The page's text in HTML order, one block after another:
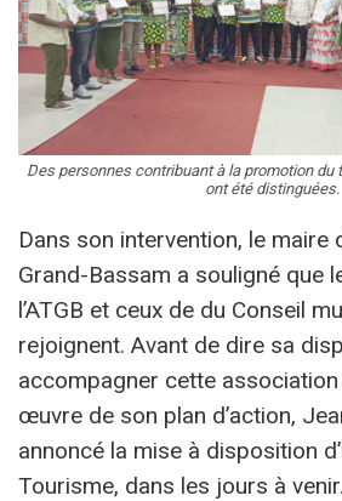
Des personnes contribuant à la promotion du
ont été distinguées.
Dans son intervention, le maire
Grand-Bassam a souligné que
l’ATGB et ceux de du Conseil
rejoignent. Avant de dire sa
accompagner cette
œuvre de son plan d’action,
annoncé la mise à disposition
Tourisme, dans les jours à venir.